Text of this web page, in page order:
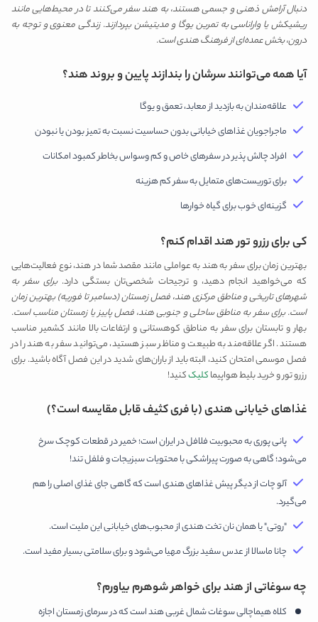
دنبال آرامش ذهنی و جسمی هستند، به هند سفر می‌کنند تا در محیط‌هایی مانند
ریشیکش یا واراناسی به تمرین یوگا و مدیتیشن بپردازند. زندگی معنوی و توجه به
درون، بخش عمده‌ای از فرهنگ هندی است.
آیا همه می‌توانند سرشان را بندازند پایین و بروند هند؟
علاقه‌مندان به بازدید از معابد، تعمق و یوگا
ماجراجویان غذاهای خیابانی بدون حساسیت نسبت به تمیز بودن یا نبودن
افراد چالش پذیر در سفرهای خاص و کم وسواس بخاطر کمبود امکانات
برای توریست‌های متمایل به سفر کم هزینه
گزینه‌ای خوب برای گیاه خوارها
کی برای رزرو تور هند اقدام کنم؟
بهترین زمان برای سفر به هند به عواملی مانند مقصد شما در هند، نوع فعالیت‌هایی
که می‌خواهید انجام دهید، و ترجیحات شخصی‌تان بستگی دارد.برای سفر به
شهرهای تاریخی و مناطق مرکزی هند، فصل زمستان (دسامبر تا فوریه) بهترین زمان
است. برای سفر به مناطق ساحلی و جنوبی هند، فصل پاییز یا زمستان مناسب است.
بهار و تابستان برای سفر به مناطق کوهستانی و ارتفاعات بالا مانند کشمیر مناسب
هستند. اگر علاقه‌مند به طبیعت و مناظر سبز هستید، می‌توانید سفر به هند را در
فصل موسمی امتحان کنید، البته باید از باران‌های شدید در این فصل آگاه باشید. برای
رزرو تور و خرید بلیط هواپیماکلیککنید!
غذاهای خیابانی هندی (با فری کثیف قابل مقایسه است؟)
پانی پوری به محبوبیت فلافل در ایران است؛ خمیر در قطعات کوچک سرخ
می‌شود؛ گاهی به صورت پیراشکی با محتویات سبزیجات و فلفل تند!
آلو چات از دیگر پیش غذاهای هندی است که گاهی جای غذای اصلی را هم
می‌گیرد.
"روتی" یا همان نان تخت هندی از محبوب‌های خیابانی این ملیت است.
چانا ماسالا از عدس سفید بزرگ مهیا می‌شود و برای سلامتی بسیار مفید است.
چه سوغاتی از هند برای خواهر شوهرم بیاورم؟
کلاه هیماچالی سوغات شمال غربی هند است که در سرمای زمستان اجازه